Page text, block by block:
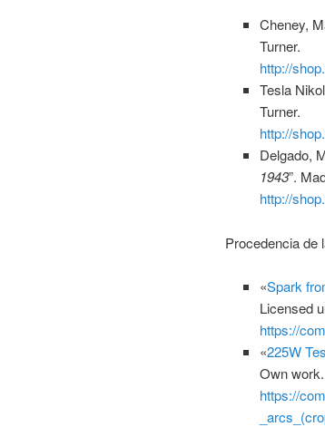
Cheney,
Turner.
http://
Tesla
Turner.
http://
Delgado,
1943”.
http://
Procedencia de
«Spark
Licensed
https://
«225W
Own work
https://